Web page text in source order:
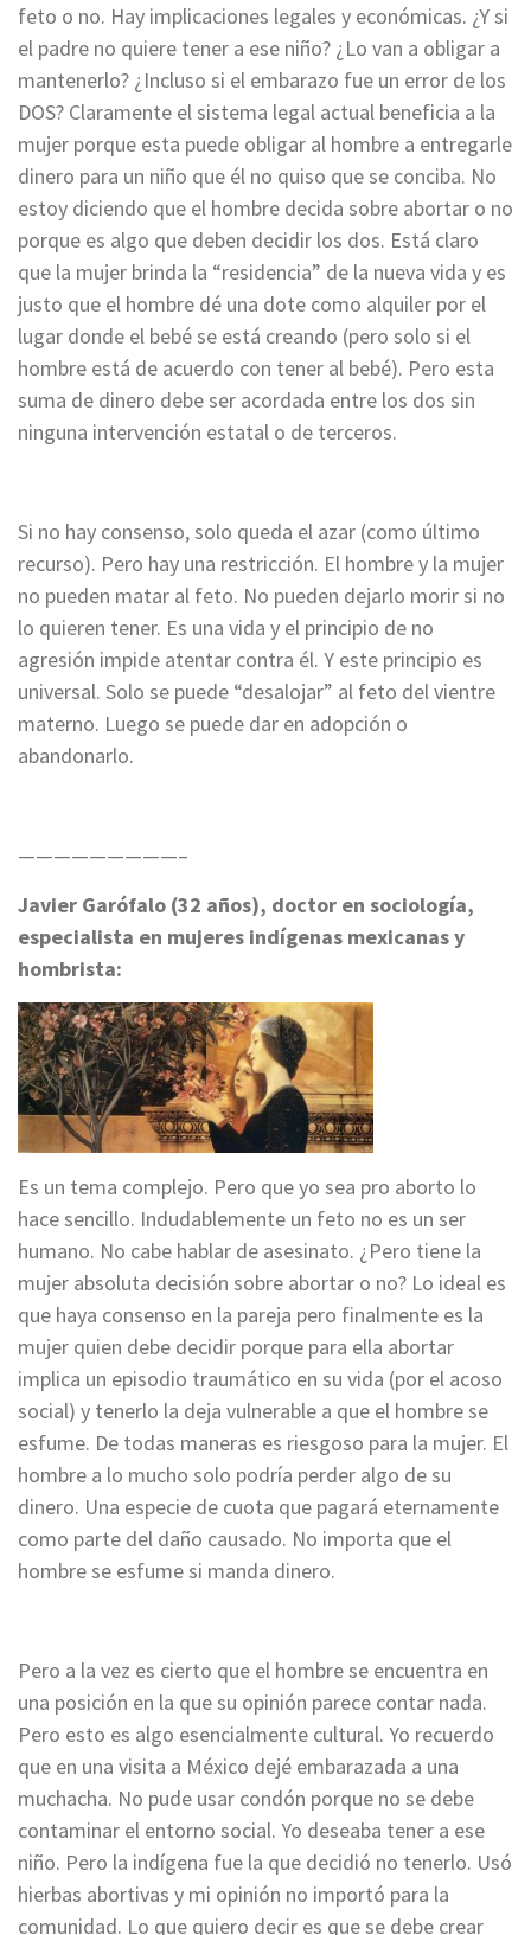
feto o no. Hay implicaciones legales y económicas. ¿Y si
el padre no quiere tener a ese niño? ¿Lo van a obligar a
mantenerlo? ¿Incluso si el embarazo fue un error de los
DOS? Claramente el sistema legal actual beneficia a la
mujer porque esta puede obligar al hombre a entregarle
dinero para un niño que él no quiso que se conciba. No
estoy diciendo que el hombre decida sobre abortar o no
porque es algo que deben decidir los dos. Está claro
que la mujer brinda la “residencia” de la nueva vida y es
justo que el hombre dé una dote como alquiler por el
lugar donde el bebé se está creando (pero solo si el
hombre está de acuerdo con tener al bebé). Pero esta
suma de dinero debe ser acordada entre los dos sin
ninguna intervención estatal o de terceros.
Si no hay consenso, solo queda el azar (como último
recurso). Pero hay una restricción. El hombre y la mujer
no pueden matar al feto. No pueden dejarlo morir si no
lo quieren tener. Es una vida y el principio de no
agresión impide atentar contra él. Y este principio es
universal. Solo se puede “desalojar” al feto del vientre
materno. Luego se puede dar en adopción o
abandonarlo.
—————————–
Javier Garófalo (32 años), doctor en sociología,
especialista en mujeres indígenas mexicanas y
hombrista:
Es un tema complejo. Pero que yo sea pro aborto lo
hace sencillo. Indudablemente un feto no es un ser
humano. No cabe hablar de asesinato. ¿Pero tiene la
mujer absoluta decisión sobre abortar o no? Lo ideal es
que haya consenso en la pareja pero finalmente es la
mujer quien debe decidir porque para ella abortar
implica un episodio traumático en su vida (por el acoso
social) y tenerlo la deja vulnerable a que el hombre se
esfume. De todas maneras es riesgoso para la mujer. El
hombre a lo mucho solo podría perder algo de su
dinero. Una especie de cuota que pagará eternamente
como parte del daño causado. No importa que el
hombre se esfume si manda dinero.
Pero a la vez es cierto que el hombre se encuentra en
una posición en la que su opinión parece contar nada.
Pero esto es algo esencialmente cultural. Yo recuerdo
que en una visita a México dejé embarazada a una
muchacha. No pude usar condón porque no se debe
contaminar el entorno social. Yo deseaba tener a ese
niño. Pero la indígena fue la que decidió no tenerlo. Usó
hierbas abortivas y mi opinión no importó para la
comunidad. Lo que quiero decir es que se debe crear